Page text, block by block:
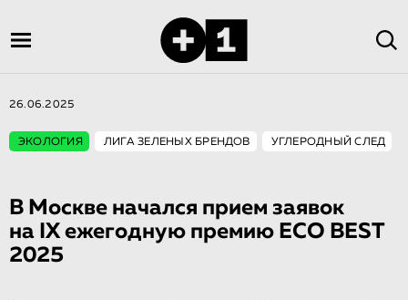
26.06.2025
ЭКОЛОГИЯ ЛИГА ЗЕЛЕНЫХ БРЕНДОВ УГЛЕРОДНЫЙ СЛЕД
В Москве начался прием заявок
на IX ежегодную премию ECO BEST
2025